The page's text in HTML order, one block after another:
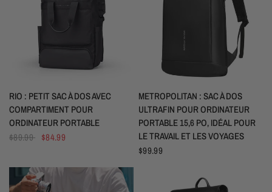
APERÇU RAPIDE
RIO : PETIT SAC À DOS AVEC
COMPARTIMENT POUR
ORDINATEUR PORTABLE
$89.99
$84.99
APERÇU RAPIDE
METROPOLITAN : SAC À DOS
ULTRAFIN POUR ORDINATEUR
PORTABLE 15,6 PO, IDÉAL POUR
LE TRAVAIL ET LES VOYAGES
$99.99